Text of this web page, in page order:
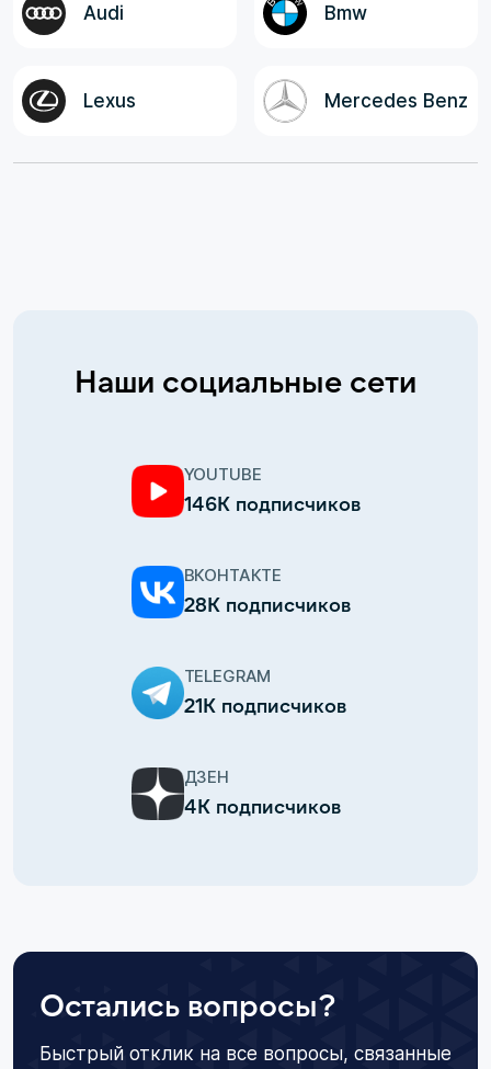
Audi Bmw
Lexus Mercedes Benz
Наши социальные сети
YOUTUBE
146К подписчиков
ВКОНТАКТЕ
28К подписчиков
TELEGRAM
21К подписчиков
ДЗЕН
4К подписчиков
Остались вопросы?
Быстрый отклик на все вопросы, связанные